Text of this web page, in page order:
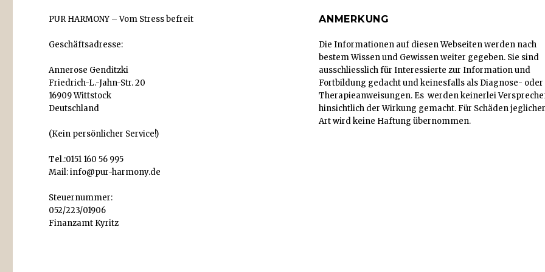
PUR HARMONY – Vom Stress befreit
Geschäftsadresse:
Annerose Genditzki
Friedrich-L.-Jahn-Str. 20
16909 Wittstock
Deutschland
(Kein persönlicher Service!)
Tel.:0151 160 56 995
Mail: info@pur-harmony.de
Steuernummer:
052/223/01906
Finanzamt Kyritz
ANMERKUNG
Die Informationen auf diesen Webseiten werden nach
bestem Wissen und Gewissen weiter gegeben. Sie sind
ausschliesslich für Interessierte zur Information und
Fortbildung gedacht und keinesfalls als Diagnose- oder
Therapieanweisungen. Es werden keinerlei
hinsichtlich der Wirkung gemacht. Für Schäden
Art wird keine Haftung übernommen.